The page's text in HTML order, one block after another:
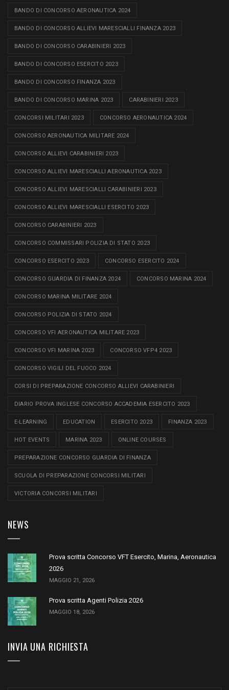
BANDO DI CONCORSO AERONAUTICA 2024
BANDO DI CONCORSO ALLIEVI MARESCIALLI FINANZA 2023
BANDO DI CONCORSO CARABINIERI 2023
BANDO DI CONCORSO ESERCITO 2023
BANDO DI CONCORSO FINANZA 2023
BANDO DI CONCORSO MARINA 2023 CARABINIERI 2023
CONCORSI MILITARI 2023 CONCORSO AERONAUTICA 2024
CONCORSO AERONAUTICA MILITARE 2024
CONCORSO ALLIEVI CARABINIERI 2023
CONCORSO ALLIEVI MARESCIALLI AERONAUTICA 2023
CONCORSO ALLIEVI MARESCIALLI CARABINIERI 2023
CONCORSO ALLIEVI MARESCIALLI ESERCITO 2023
CONCORSO CARABINIERI 2023
CONCORSO COMMISSARI POLIZIA DI STATO 2023
CONCORSO ESERCITO 2023 CONCORSO ESERCITO 2024
CONCORSO GUARDIA DI FINANZA 2024 CONCORSO MARINA 2024
CONCORSO MARINA MILITARE 2024
CONCORSO POLIZIA DI STATO 2024
CONCORSO VFI AERONAUTICA MILITARE 2023
CONCORSO VFI MARINA 2023 CONCORSO VFP4 2023
CONCORSO VIGILI DEL FUOCO 2024
CORSI DI PREPARAZIONE CONCORSO ALLIEVI CARABINIERI
DIARIO PROVA INGLESE CONCORSO ACCADEMIA ESERCITO 2023
E-LEARNING EDUCATION ESERCITO 2023 FINANZA 2023
HOT EVENTS MARINA 2023 ONLINE COURSES
PREPARAZIONE CONCORSO GUARDIA DI FINANZA
SCUOLA DI PREPARAZIONE CONCORSI MILITARI
VICTORIA CONCORSI MILITARI
NEWS
Prova scritta Concorso VFT Esercito, Marina, Aeronautica
2026
MAGGIO 21, 2026
Prova scritta Agenti Polizia 2026
MAGGIO 18, 2026
INVIA UNA RICHIESTA